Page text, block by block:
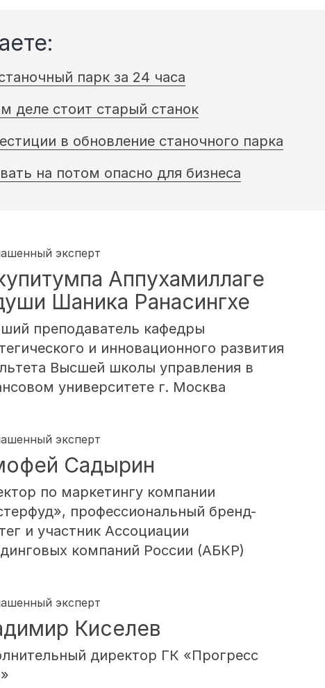
парк за 24 часа
деле стоит старый станок
в обновление станочного парка
на потом опасно для бизнеса
эксперт
Аппухамиллаге
Шаника Ранасингхе
преподаватель кафедры
и инновационного развития
Высшей школы управления в
университете г. Москва
эксперт
Садырин
по маркетингу компании
профессиональный бренд-
и участник Ассоциации
компаний России (АБКР)
эксперт
Киселев
директор ГК «Прогресс